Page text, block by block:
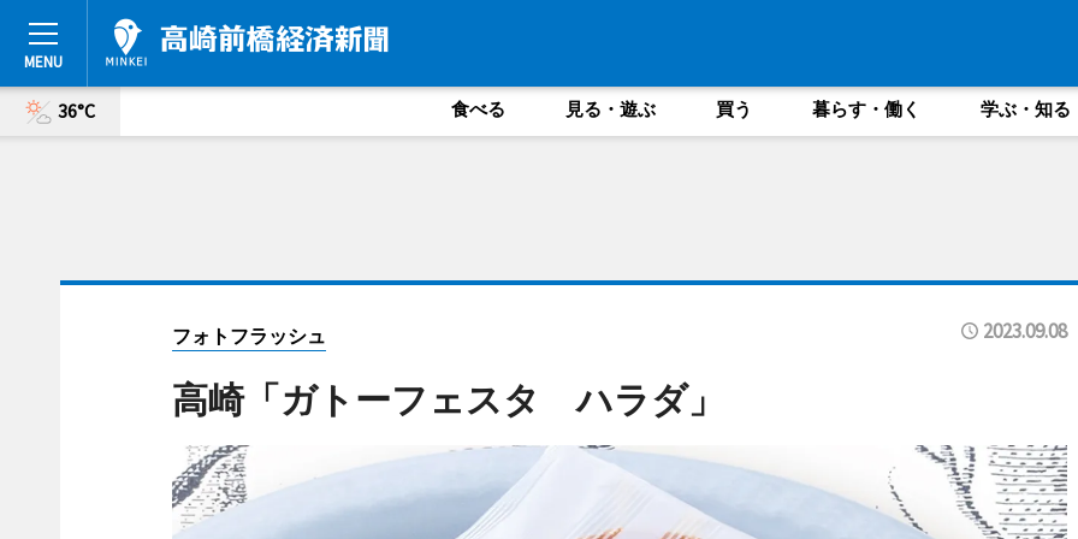
36°C 食べる 見る・遊ぶ 買う 暮らす・働く 学ぶ・知る
フォトフラッシュ 2023.09.08
高崎「ガトーフェスタ ハラダ」